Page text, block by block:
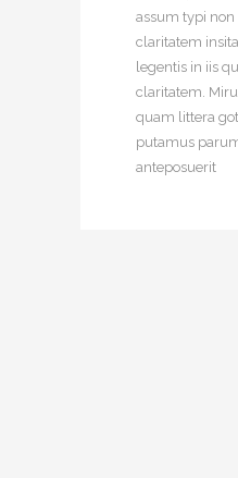
assum typi
claritatem
legentis in iis
claritatem.
quam littera
putamus
anteposuerit